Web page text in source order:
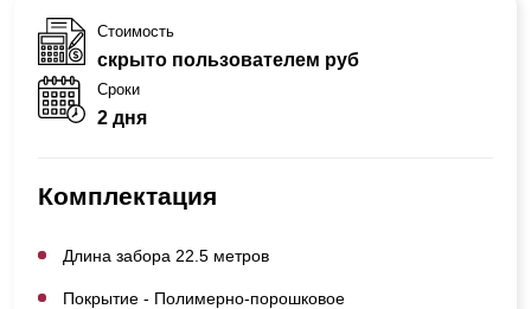
Стоимость
скрыто пользователем руб
Сроки
2 дня
Комплектация
Длина забора 22.5 метров
Покрытие - Полимерно-порошковое